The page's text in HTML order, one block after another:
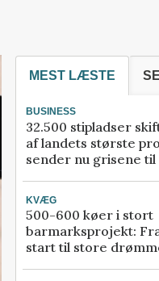
MEST LÆSTE
BUSINESS
32.500 stipladser
af landets største
sender nu grisene til
KVÆG
500-600 køer i stort
barmarksprojekt:
start til store